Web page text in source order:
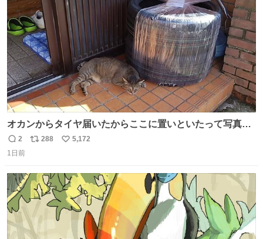
オカンからタイヤ届いたからここに置いといたって写真送
られてきたけど明らかに猫が邪魔くさそうな顔してて草
返
信
2
リ
ト
数
288
い
数
5,172
1日前